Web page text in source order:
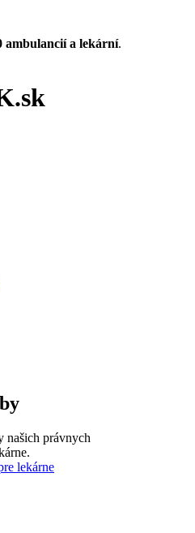
ambulancií a lekární.
našich právnych
lekárne